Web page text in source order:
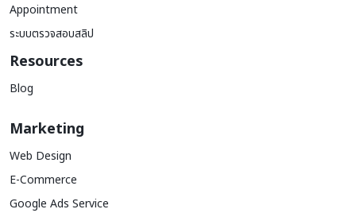
Appointment
ระบบตรวจสอบสลิป
Resources
Blog
Marketing
Web Design
E-Commerce
Google Ads Service